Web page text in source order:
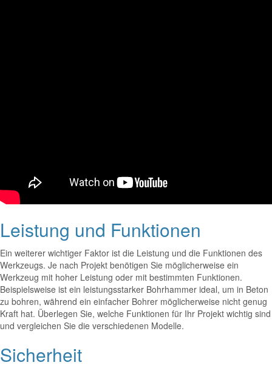
Leistung und Funktionen
Ein weiterer wichtiger Faktor ist die Leistung und die Funktionen des
Werkzeugs. Je nach Projekt benötigen Sie möglicherweise ein
Werkzeug mit hoher Leistung oder mit bestimmten Funktionen.
Beispielsweise ist ein leistungsstarker Bohrhammer ideal, um in Beton
zu bohren, während ein einfacher Bohrer möglicherweise nicht genug
Kraft hat. Überlegen Sie, welche Funktionen für Ihr Projekt wichtig sind
und vergleichen Sie die verschiedenen Modelle.
Sicherheit